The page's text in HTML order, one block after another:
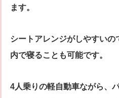
ます。
シートアレンジがしやすい
内で寝ることも可能です。
4人乗りの軽自動車ながら、